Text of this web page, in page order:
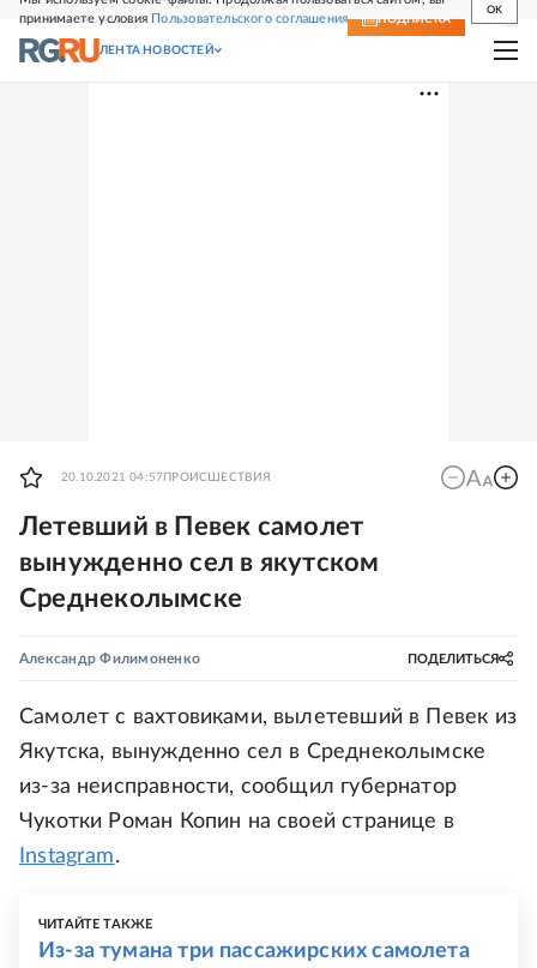
принимаете условия Пользовательского соглашения
OK
СВЕЖИЙ НОМЕР ПОДПИСКА
ЛЕНТА НОВОСТЕЙ
20.10.2021 04:57 ПРОИСШЕСТВИЯ
Летевший в Певек самолет
вынужденно сел в якутском
Среднеколымске
Александр Филимоненко ПОДЕЛИТЬСЯ
Самолет с вахтовиками, вылетевший в Певек из
Якутска, вынужденно сел в Среднеколымске
из-за неисправности, сообщил губернатор
Чукотки Роман Копин на своей странице в
Instagram.
ЧИТАЙТЕ ТАКЖЕ
Из-за тумана три пассажирских самолета